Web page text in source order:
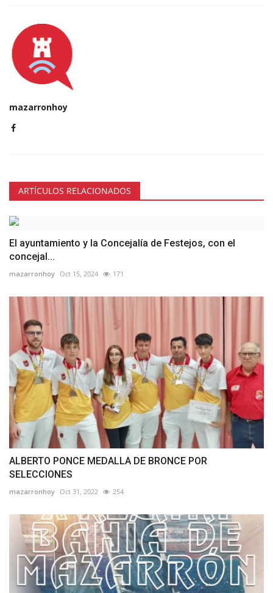
mazarronhoy
ARTÍCULOS RELACIONADOS
El ayuntamiento y la Concejalía de Festejos, con el
concejal...
mazarronhoy Oct 15, 2024 171
ALBERTO PONCE MEDALLA DE BRONCE POR
SELECCIONES
mazarronhoy Oct 31, 2022 254